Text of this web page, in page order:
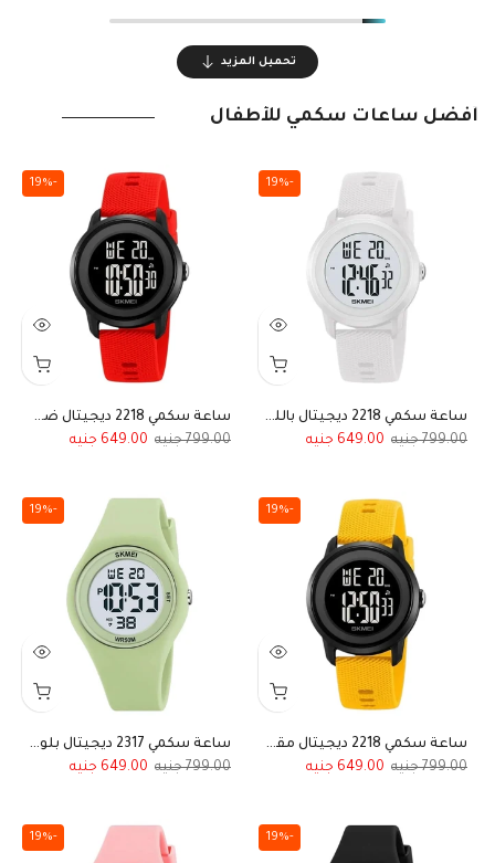
تحميل المزيد
أفضل ساعات سكمي للأطفال
-19%
ساعة سكمي 2218 ديجيتال باللون الأبيض مقاومة للماء للأولاد والبنات
799.00
649.00
-19%
ساعة سكمي 2218 ديجيتال ضد الماء أطفال أحمر بميناء أسود
799.00
649.00
-19%
ساعة سكمي 2218 ديجيتال مقاومة للماء باللون الأصفر الحيوي للأولاد والبنات
799.00
649.00
-19%
ساعة سكمي 2317 ديجيتال بلون مينت جرين للأولاد والبنات رياضية مقاومة للماء
799.00
649.00
-19%
-19%